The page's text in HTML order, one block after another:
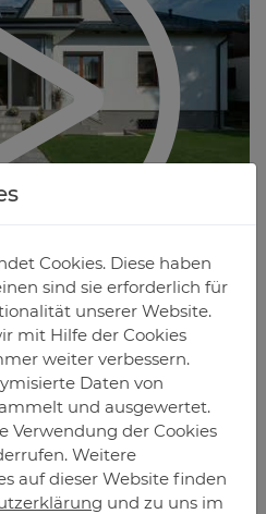
Cookies. Diese haben
sind sie erforderlich für
unserer Website.
mit Hilfe der Cookies
weiter verbessern.
Daten von
und ausgewertet.
Verwendung der Cookies
Weitere
auf dieser Website finden
und zu uns im